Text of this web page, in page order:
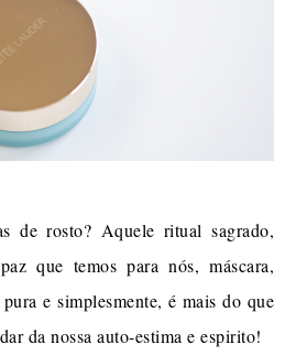
de rosto? Aquele ritual sagrado,
que temos para nós, máscara,
e simplesmente, é mais do que
da nossa auto-estima e espirito!